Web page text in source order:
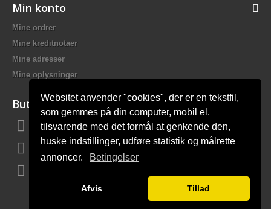
Websitet anvender "cookies", der er en tekstfil,
som gemmes på din computer, mobil el.
tilsvarende med det formål at genkende den,
huske indstillinger, udføre statistik og målrette
annoncer.
Betingelser
Afvis Tillad
Min konto
Mine ordrer
Mine kreditnotaer
Mine adresser
Mine oplysninger
Butiksinformation
Bach Promotion, Trafikskolevej 2 7400 Herning Danmark